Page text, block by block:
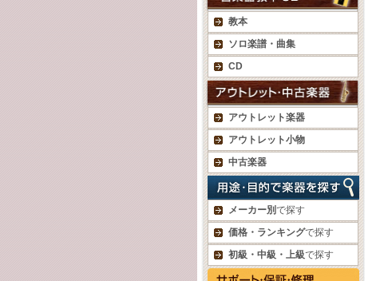
教本
ソロ楽譜・曲集
CD
アウトレット楽器
アウトレット小物
中古楽器
メーカー別で探す
価格・ランキングで探す
初級・中級・上級で探す